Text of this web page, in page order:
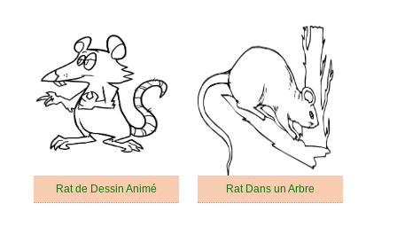
Rat de Dessin Animé Rat Dans un Arbre